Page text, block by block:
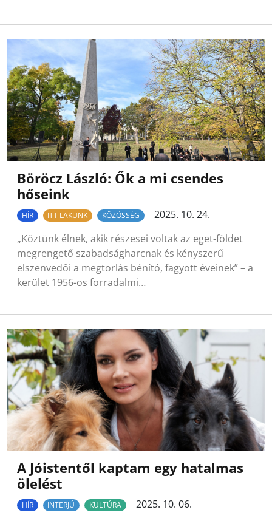
Böröcz László: Ők a mi csendes
hőseink
HÍR ITT LAKUNK KÖZÖSSÉG
2025. 10. 24.
„Köztünk élnek, akik részesei voltak az eget-földet
megrengető szabadságharcnak és kényszerű
elszenvedői a megtorlás bénító, fagyott éveinek” – a
kerület 1956-os forradalmi…
A Jóistentől kaptam egy hatalmas
ölelést
HÍR INTERJÚ KULTÚRA
2025. 10. 06.